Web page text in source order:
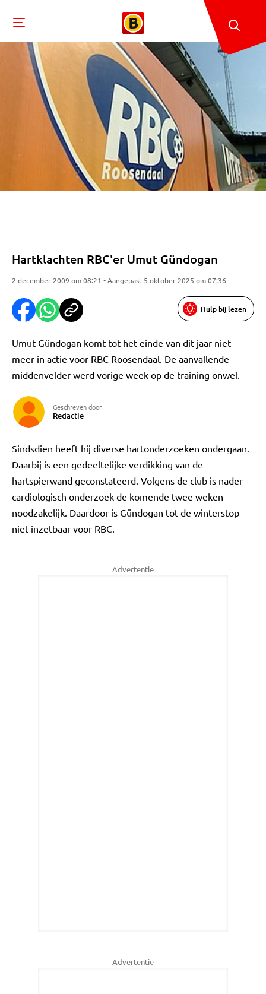
Hartklachten RBC'er Umut Gündogan
2 december 2009 om 08:21 • Aangepast 5 oktober 2025 om 07:36
Hulp bij lezen
Umut Gündogan komt tot het einde van dit jaar niet
meer in actie voor RBC Roosendaal. De aanvallende
middenvelder werd vorige week op de training onwel.
Geschreven door
Redactie
Sindsdien heeft hij diverse hartonderzoeken ondergaan.
Daarbij is een gedeeltelijke verdikking van de
hartspierwand geconstateerd. Volgens de club is nader
cardiologisch onderzoek de komende twee weken
noodzakelijk. Daardoor is Gündogan tot de winterstop
niet inzetbaar voor RBC.
Advertentie
Advertentie